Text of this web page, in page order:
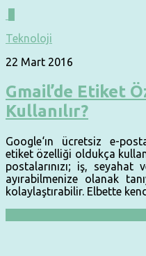
Teknoloji
22 Mart 2016
Gmail’de Etiket
Kullanılır?
Google‘ın ücretsiz e-
etiket özelliği oldukça
postalarınızı; iş,
ayırabilmenize olanak
kolaylaştırabilir. Elbette